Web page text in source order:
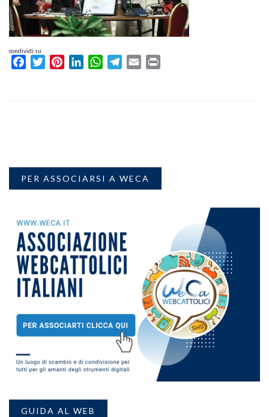
condividi su
FacebookTwitterPinterestLinkedInWhatsAppTelegram
Email
PER ASSOCIARSI A WECA
GUIDA AL WEB